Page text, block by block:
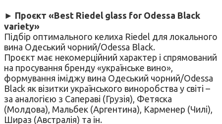
► Проєкт «Best Riedel glass for Odessa Black
variety»
Підбір оптимального келиха Riedel для локального
вина Одеський чорний/Odessa Black.
Проєкт має некомерційний характер і спрямований
на просування бренду «українське вино»,
формування іміджу вина Одеський чорний/Odessa
Black як візитки українського виноробства у світі –
за аналогією з Сапераві (Грузія), Фетяска
(Молдова), Мальбек (Аргентина), Карменер (Чилі),
Шираз (Австралія) та ін.